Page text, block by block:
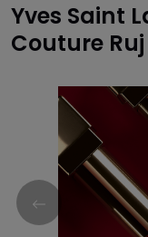
Yves Saint
Couture Ruj